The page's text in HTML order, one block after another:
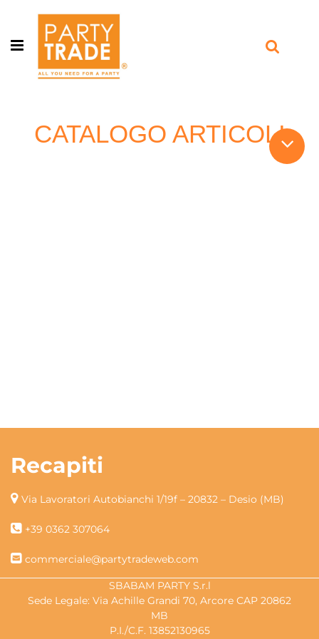
Open menu
CATALOGO ARTICOLI
Recapiti
Via Lavoratori Autobianchi 1/19f – 20832 – Desio (MB)
+39 0362 307064
commerciale@partytradeweb.com
SBABAM PARTY S.r.l
Sede Legale: Via Achille Grandi 70, Arcore CAP 20862
MB
P.I./C.F. 13852130965